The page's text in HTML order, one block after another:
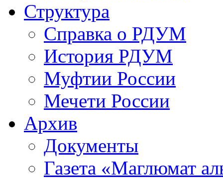
Структура
Справка о РДУМ
История РДУМ
Муфтии России
Мечети России
Архив
Документы
Газета «Маглюмат